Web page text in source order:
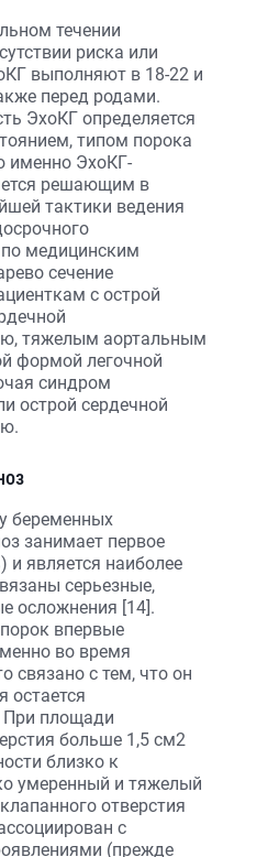
течении
риска или
выполняют в 18-22 и
перед родами.
ЭхоКГ определяется
типом порока
именно ЭхоКГ-
решающим в
тактики ведения
медицинским
сечение
с острой
тяжелым аортальным
формой легочной
синдром
острой сердечной
беременных
занимает первое
и является наиболее
серьезные,
осложнения [14].
впервые
во время
связано с тем, что он
остается
площади
больше 1,5 см2
близко к
умеренный и тяжелый
отверстия
с
(прежде